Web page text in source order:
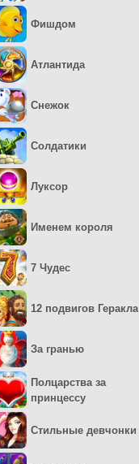
Фишдом
Атлантида
Снежок
Солдатики
Луксор
Именем короля
7 Чудес
12 подвигов Геракла
За гранью
Полцарства за
принцессу
Стильные девчонки